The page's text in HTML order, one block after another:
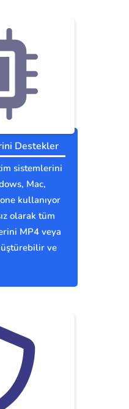
Destekler
sistemlerini
Mac,
kullanıyor
olarak tüm
MP4 veya
ve